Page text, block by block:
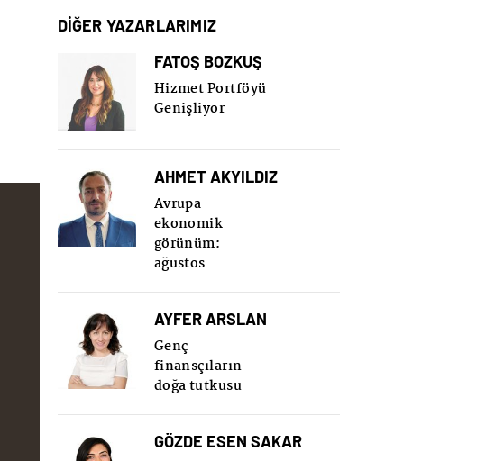
DİĞER YAZARLARIMIZ
FATOŞ BOZKUŞ
Hizmet Portföyü
Genişliyor
AHMET AKYILDIZ
Avrupa
ekonomik
görünüm:
ağustos
AYFER ARSLAN
Genç
finansçıların
doğa tutkusu
GÖZDE ESEN SAKAR